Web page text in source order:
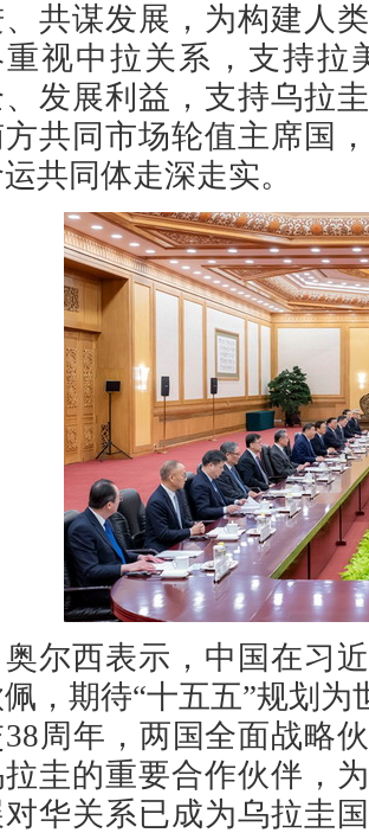
共谋发展，为构建人
重视中拉关系，支持拉
发展利益，支持乌拉
共同市场轮值主席国
共同体走深走实。
奥尔西表示，中国在习
，期待“十五五”规划
38周年，两国全面战略
圭的重要合作伙伴，
对华关系已成为乌拉圭